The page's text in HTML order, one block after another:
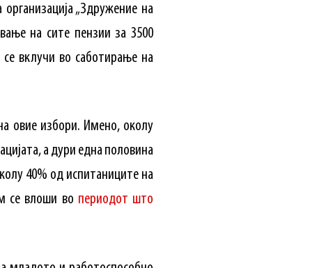
„Здружение на
на сите пензии за 3500
вклучи во саботирање на
овие избори. Имено, околу
а дури една половина
40% од испитаниците на
се влоши во периодот што